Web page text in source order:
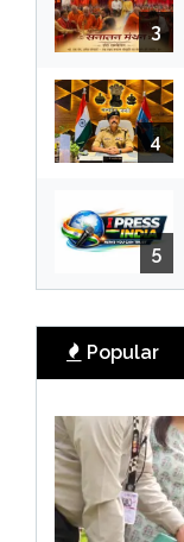
3
4
5
Popular